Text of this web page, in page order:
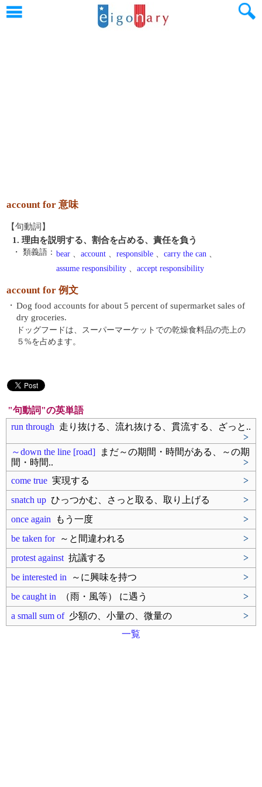
account for 意味
【句動詞】
1. 理由を説明する、割合を占める、責任を負う
・ 類義語： bear 、 account 、 responsible 、 carry the can 、
assume responsibility 、 accept responsibility
account for 例文
・ Dog food accounts for about 5 percent of supermarket sales of
dry groceries.
ドッグフードは、スーパーマーケットでの乾燥食料品の売上の
５%を占めます。
"句動詞"の英単語
run through 走り抜ける、流れ抜ける、貫流する、ざっと..
>
～down the line [road] まだ～の期間・時間がある、～の期
間・時間..
>
come true 実現する
>
snatch up ひっつかむ、さっと取る、取り上げる
>
once again もう一度
>
be taken for～と間違われる
>
protest against 抗議する
>
be interested in ～に興味を持つ
>
be caught in （雨・風等） に遇う
>
a small sum of少額の、小量の、微量の
>
一覧